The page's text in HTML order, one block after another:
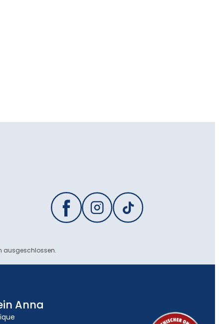
ausgeschlossen.
Anna